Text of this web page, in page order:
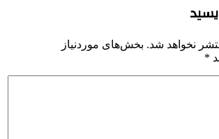
نخواهد شد. بخش‌های موردنیاز
*